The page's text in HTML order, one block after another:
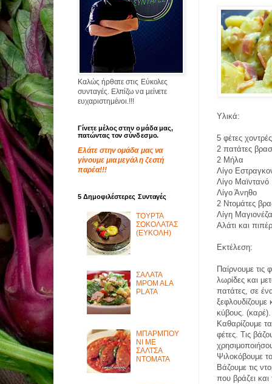
Υλικά:
5 φέτες
2 πατάτες
2 Μήλα
Λίγο
Λίγο Μαϊντανό
Λίγο Άνηθο
2 Ντομάτες
Λίγη
Αλάτι και
Εκτέλεση:
Παίρνουμε τις
λωρίδες και
πατάτες, σε
ξεφλουδίζουμε
κύβους. (καρέ).
Καθαρίζουμε
φέτες. Τις
Ψιλοκόβουμε
Βάζουμε τις
που βράζει και
Καλώς ήρθατε στις Εύκολες
συνταγές. Ελπίζω να μείνετε
ευχαριστημένοι.!!!
Γίνετε μέλος στην ομάδα μας,
πατώντας τον σύνδεσμο.
Ελάτε στην ομάδα μας να
γίνουμε μια μεγάλη ζεστή
παρέα!!!
5 Δημοφιλέστερες Συνταγές
ΤΟΥΡΤΑ
ΣΟΚΟΛΑΤΑΣ
(ΕΥΚΟΛΗ)
ΣΑΛΑΤΑ
MPOM ALA
PLATA
ΜΠΑΡΜΠΟΥ
ΝΙ ΜΕ
ΣΑΛΤΣΑ
ΝΤΟΜΑΤΑ